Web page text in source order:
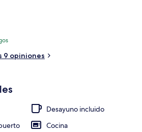
9 opiniones
Desayuno incluido
Cocina